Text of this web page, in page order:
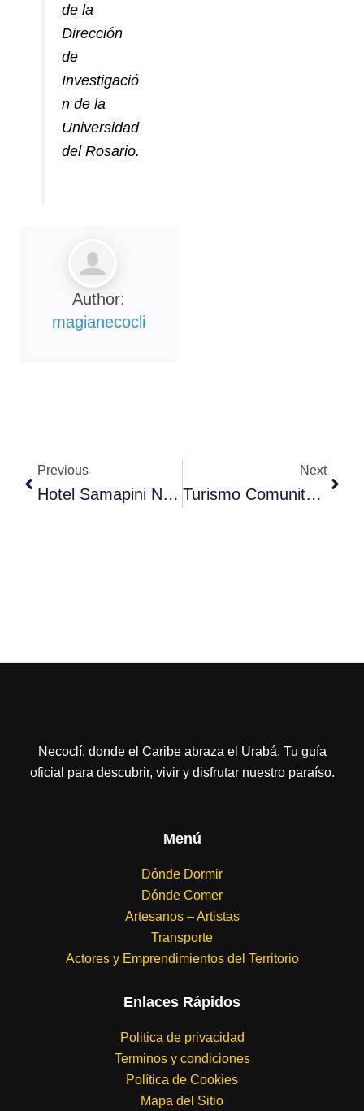
de la
Dirección
de
Investigació
n de la
Universidad
del Rosario.
Author:
magianecocli
Previous
Hotel Samapini Necoclí
Next
Turismo Comunitario Vereda El Hoyito
Necoclí, donde el Caribe abraza el Urabá. Tu guía
oficial para descubrir, vivir y disfrutar nuestro paraíso.
Menú
Dónde Dormir
Dónde Comer
Artesanos – Artistas
Transporte
Actores y Emprendimientos del Territorio
Enlaces Rápidos
Politica de privacidad
Terminos y condiciones
Política de Cookies
Mapa del Sitio